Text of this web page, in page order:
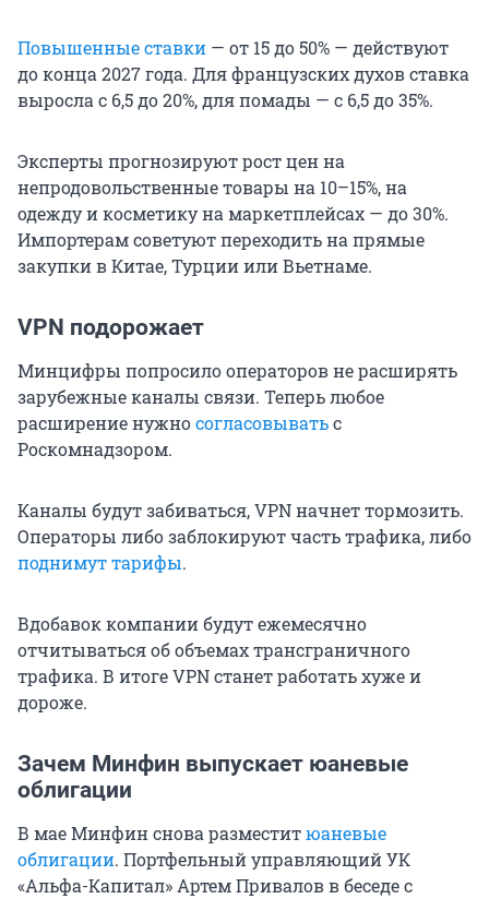
Повышенные ставки — от 15 до 50% — действуют
до конца 2027 года. Для французских духов ставка
выросла с 6,5 до 20%, для помады — с 6,5 до 35%.
Эксперты прогнозируют рост цен на
непродовольственные товары на 10–15%, на
одежду и косметику на маркетплейсах — до 30%.
Импортерам советуют переходить на прямые
закупки в Китае, Турции или Вьетнаме.
VPN подорожает
Минцифры попросило операторов не расширять
зарубежные каналы связи. Теперь любое
расширение нужносогласовыватьс
Роскомнадзором.
Каналы будут забиваться, VPN начнет тормозить.
Операторы либо заблокируют часть трафика, либо
поднимут тарифы.
Вдобавок компании будут ежемесячно
отчитываться об объемах трансграничного
трафика. В итоге VPN станет работать хуже и
дороже.
Зачем Минфин выпускает юаневые
облигации
В мае Минфин снова разместитюаневые
облигации. Портфельный управляющий УК
«Альфа-Капитал» Артем Привалов в беседе с